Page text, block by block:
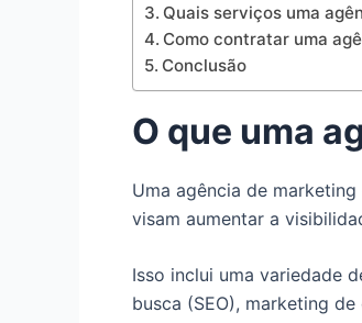
Quais serviços uma
Como contratar uma
Conclusão
O que uma
Uma agência de
visam aumentar a
Isso inclui uma variedade
busca (SEO), marketing